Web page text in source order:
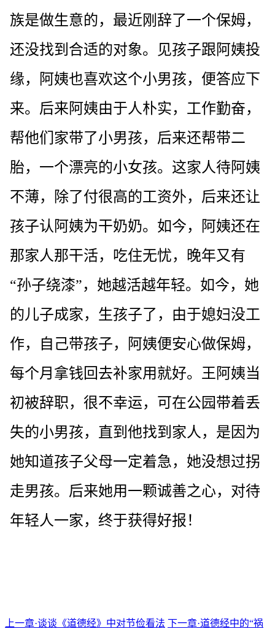
族是做生意的，最近刚辞了一个保姆，
还没找到合适的对象。见孩子跟阿姨投
缘，阿姨也喜欢这个小男孩，便答应下
来。后来阿姨由于人朴实，工作勤奋，
帮他们家带了小男孩，后来还帮带二
胎，一个漂亮的小女孩。这家人待阿姨
不薄，除了付很高的工资外，后来还让
孩子认阿姨为干奶奶。如今，阿姨还在
那家人那干活，吃住无忧，晚年又有
“孙子绕漆”，她越活越年轻。如今，她
的儿子成家，生孩子了，由于媳妇没工
作，自己带孩子，阿姨便安心做保姆，
每个月拿钱回去补家用就好。王阿姨当
初被辞职，很不幸运，可在公园带着丢
失的小男孩，直到他找到家人，是因为
她知道孩子父母一定着急，她没想过拐
走男孩。后来她用一颗诚善之心，对待
年轻人一家，终于获得好报！
上一章·谈谈《道德经》中对节俭看法 下一章·道德经中的“祸